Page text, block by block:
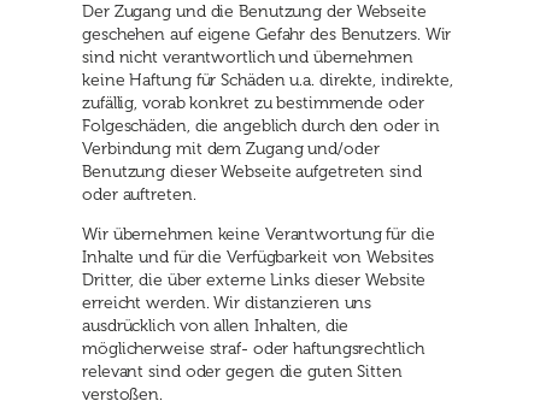
Der Zugang und die Benutzung der Webseite
geschehen auf eigene Gefahr des Benutzers. Wir
sind nicht verantwortlich und übernehmen
keine Haftung für Schäden u.a. direkte, indirekte,
zufällig, vorab konkret zu bestimmende oder
Folgeschäden, die angeblich durch den oder in
Verbindung mit dem Zugang und/oder
Benutzung dieser Webseite aufgetreten sind
oder auftreten.
Wir übernehmen keine Verantwortung für die
Inhalte und für die Verfügbarkeit von Websites
Dritter, die über externe Links dieser Website
erreicht werden. Wir distanzieren uns
ausdrücklich von allen Inhalten, die
möglicherweise straf- oder haftungsrechtlich
relevant sind oder gegen die guten Sitten
verstoßen.